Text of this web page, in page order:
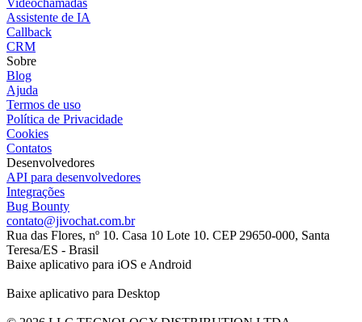
Videochamadas
Assistente de IA
Callback
CRM
Sobre
Blog
Ajuda
Termos de uso
Política de Privacidade
Cookies
Contatos
Desenvolvedores
API para desenvolvedores
Integrações
Bug Bounty
contato@jivochat.com.br
Rua das Flores, nº 10. Casa 10 Lote 10. CEP 29650-000, Santa
Teresa/ES - Brasil
Baixe aplicativo para iOS e Android
Baixe aplicativo para Desktop